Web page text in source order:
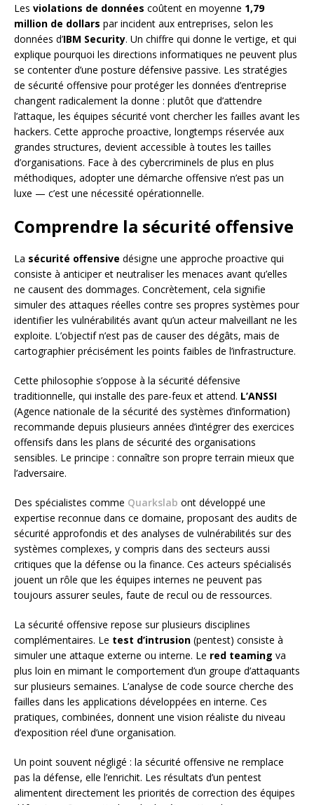
Les violations de données coûtent en moyenne 1,79
million de dollars par incident aux entreprises, selon les
données d’IBM Security. Un chiffre qui donne le vertige, et qui
explique pourquoi les directions informatiques ne peuvent plus
se contenter d’une posture défensive passive. Les stratégies
de sécurité offensive pour protéger les données d’entreprise
changent radicalement la donne : plutôt que d’attendre
l’attaque, les équipes sécurité vont chercher les failles avant les
hackers. Cette approche proactive, longtemps réservée aux
grandes structures, devient accessible à toutes les tailles
d’organisations. Face à des cybercriminels de plus en plus
méthodiques, adopter une démarche offensive n’est pas un
luxe — c’est une nécessité opérationnelle.
Comprendre la sécurité offensive
La sécurité offensive désigne une approche proactive qui
consiste à anticiper et neutraliser les menaces avant qu’elles
ne causent des dommages. Concrètement, cela signifie
simuler des attaques réelles contre ses propres systèmes pour
identifier les vulnérabilités avant qu’un acteur malveillant ne les
exploite. L’objectif n’est pas de causer des dégâts, mais de
cartographier précisément les points faibles de l’infrastructure.
Cette philosophie s’oppose à la sécurité défensive
traditionnelle, qui installe des pare-feux et attend. L’ANSSI
(Agence nationale de la sécurité des systèmes d’information)
recommande depuis plusieurs années d’intégrer des exercices
offensifs dans les plans de sécurité des organisations
sensibles. Le principe : connaître son propre terrain mieux que
l’adversaire.
Des spécialistes comme Quarkslab ont développé une
expertise reconnue dans ce domaine, proposant des audits de
sécurité approfondis et des analyses de vulnérabilités sur des
systèmes complexes, y compris dans des secteurs aussi
critiques que la défense ou la finance. Ces acteurs spécialisés
jouent un rôle que les équipes internes ne peuvent pas
toujours assurer seules, faute de recul ou de ressources.
La sécurité offensive repose sur plusieurs disciplines
complémentaires. Le test d’intrusion (pentest) consiste à
simuler une attaque externe ou interne. Le red teaming va
plus loin en mimant le comportement d’un groupe d’attaquants
sur plusieurs semaines. L’analyse de code source cherche des
failles dans les applications développées en interne. Ces
pratiques, combinées, donnent une vision réaliste du niveau
d’exposition réel d’une organisation.
Un point souvent négligé : la sécurité offensive ne remplace
pas la défense, elle l’enrichit. Les résultats d’un pentest
alimentent directement les priorités de correction des équipes